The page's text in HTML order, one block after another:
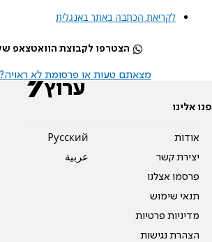
לקריאת הכתבה באתר באנגלית
הצטרפו לקבוצת הוואטצאפ של
מצאתם טעות או פרסומת לא ראויה?
פנו אלינו
אודות
יצירת קשר
פרסמו אצלנו
תנאי שימוש
מדיניות פרטיות
הצהרת נגישות
Pусский
عربية